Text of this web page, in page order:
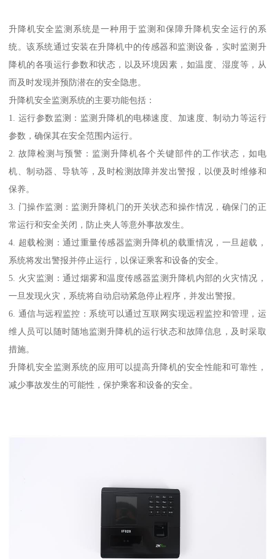
升降机安全监测系统是一种用于监测和保障升降机安全运行的系
统。该系统通过安装在升降机中的传感器和监测设备，实时监测升
降机的各项运行参数和状态，以及环境因素，如温度、湿度等，从
而及时发现并预防潜在的安全隐患。
升降机安全监测系统的主要功能包括：
1. 运行参数监测：监测升降机的电梯速度、加速度、制动力等运行
参数，确保其在安全范围内运行。
2. 故障检测与预警：监测升降机各个关键部件的工作状态，如电
机、制动器、导轨等，及时检测故障并发出警报，以便及时维修和
保养。
3. 门操作监测：监测升降机门的开关状态和操作情况，确保门的正
常运行和安全关闭，防止夹人等意外事故发生。
4. 超载检测：通过重量传感器监测升降机的载重情况，一旦超载，
系统将发出警报并停止运行，以保证乘客和设备的安全。
5. 火灾监测：通过烟雾和温度传感器监测升降机内部的火灾情况，
一旦发现火灾，系统将自动启动紧急停止程序，并发出警报。
6. 通信与远程监控：系统可以通过互联网实现远程监控和管理，运
维人员可以随时随地监测升降机的运行状态和故障信息，及时采取
措施。
升降机安全监测系统的应用可以提高升降机的安全性能和可靠性，
减少事故发生的可能性，保护乘客和设备的安全。